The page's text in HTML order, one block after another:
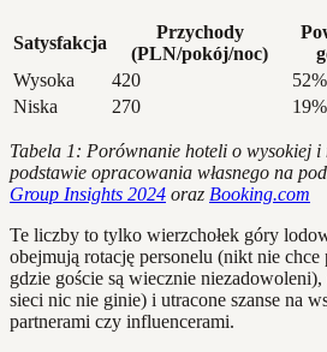
Satysfakcja
Przychody
(PLN/pokój/noc)
Wysoka
420 52%
Niska
270 19%
Tabela 1: Porównanie hoteli o wysokiej i
podstawie opracowania własnego na
Group Insights 2024 oraz Booking.com
Te liczby to tylko wierzchołek góry
obejmują rotację personelu (nikt nie
gdzie goście są wiecznie
sieci nic nie ginie) i utracone szanse na
partnerami czy influencerami.